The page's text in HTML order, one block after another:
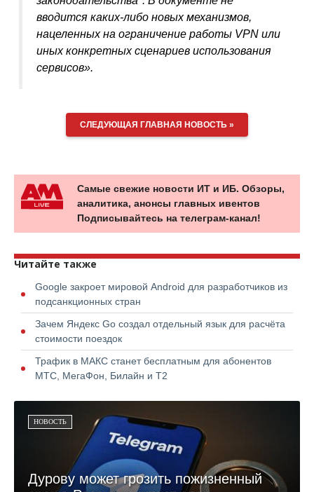
вводится каких-либо новых механизмов,
нацеленных на ограничение работы VPN или
иных конкретных сценариев использования
сервисов».
СЛЕДУЮЩАЯ ГЛАВНАЯ НОВОСТЬ »
Самые свежие новости ИТ и ИБ. Обзоры,
аналитика, анонсы главных ивентов
Подписывайтесь на телеграм-канал!
Читайте также
Google закроет мировой Android для разработчиков из
подсанкционных стран
Зачем Яндекс Go создал отдельный язык для расчёта
стоимости поездок
Трафик в МАКС станет бесплатным для абонентов
МТС, МегаФон, Билайн и Т2
НОВОСТЬ
Дурову может грозить пожизненный